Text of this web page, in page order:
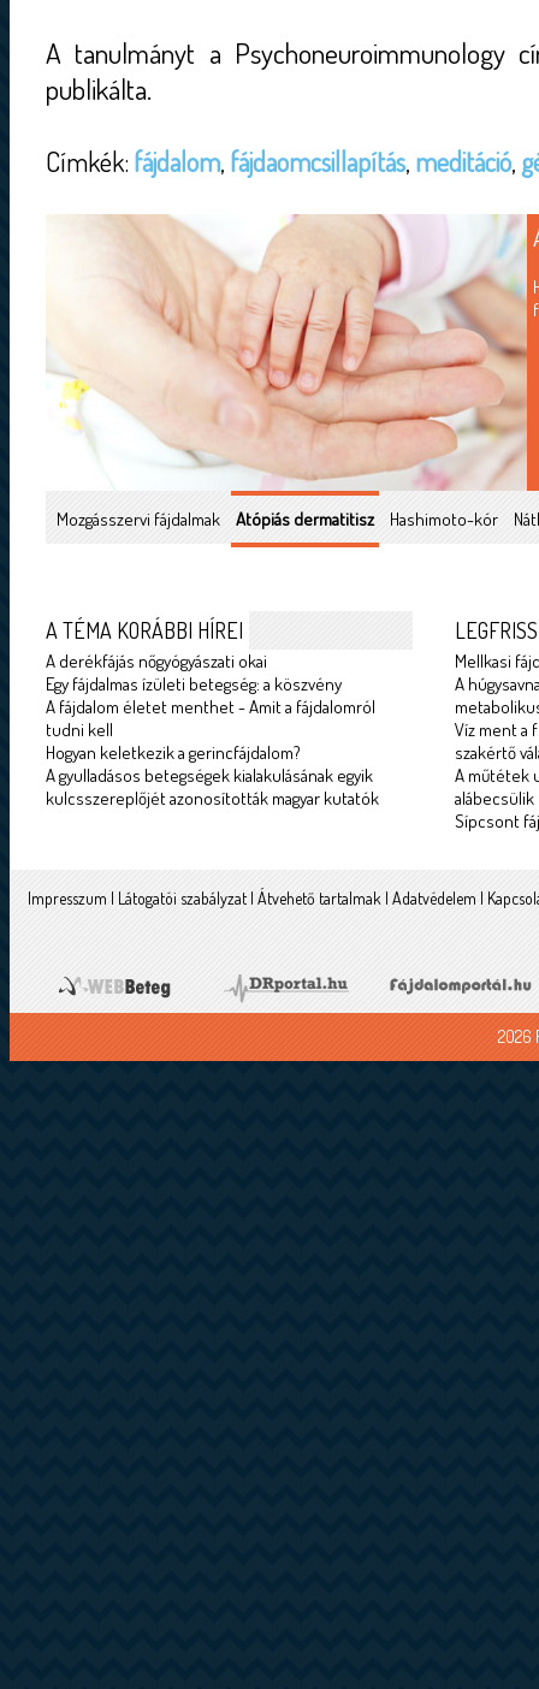
A tanulmányt a Psychoneuroimmunology
publikálta.
Címkék: fájdalom, fájdaomcsillapítás, meditáció,
Mozgásszervi fájdalmak Atópiás dermatitisz Hashimoto-kór
A TÉMA KORÁBBI HÍREI
A derékfájás nőgyógyászati okai
Egy fájdalmas ízületi betegség: a köszvény
A fájdalom életet menthet - Amit a fájdalomról
tudni kell
Hogyan keletkezik a gerincfájdalom?
A gyulladásos betegségek kialakulásának egyik
kulcsszereplőjét azonosították magyar kutatók
Mellkasi
A
Víz ment a
szakértő
A műtétek
alábecsülik
Sípcsont
Impresszum | Látogatói szabályzat | Átvehető tartalmak | Adatvédelem |
2026